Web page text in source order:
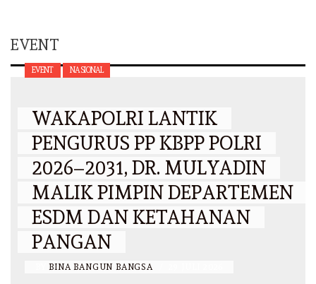
EVENT
EVENT NASIONAL
WAKAPOLRI LANTIK
PENGURUS PP KBPP POLRI
2026–2031, DR. MULYADIN
MALIK PIMPIN DEPARTEMEN
ESDM DAN KETAHANAN
PANGAN
BINA BANGUN BANGSA